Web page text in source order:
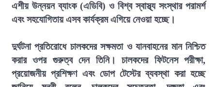
এশীয় উন্নয়ন ব্যাংক (এডিবি) ও বিশ্ব স্বাস্থ্য সংস্থার পরামর্শ
এবং সহযোগিতায় এসব কার্যক্রম এগিয়ে নেওয়া হচ্ছে।
দুর্ঘটনা প্রতিরোধে চালকদের সক্ষমতা ও যানবাহনের মান নিশ্চিত
করার ওপর গুরুত্ব দেন তিনি। চালকদের ফিটনেস পরীক্ষা,
প্রয়োজনীয় প্রশিক্ষণ এবং ডোপ টেস্টের ব্যবস্থা করা হচ্ছে